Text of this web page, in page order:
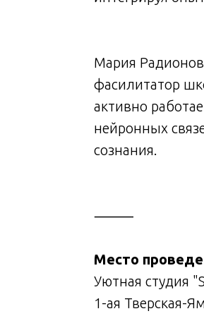
Мария
фасилитатор
активно
нейронных
сознания.
⸻
Место
Уютная студия
1-ая Тверская-